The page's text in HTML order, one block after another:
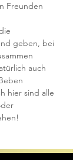
Freunden
geben, bei
auch
hier sind alle